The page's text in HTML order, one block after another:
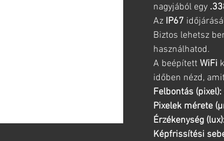
nagyjából egy
Az IP67
Biztos lehetsz
használhatod.
A beépített WiFi
időben nézd,
Felbontás (pixel):
Pixelek mérete
Érzékenység (lux):
Képfrissítési